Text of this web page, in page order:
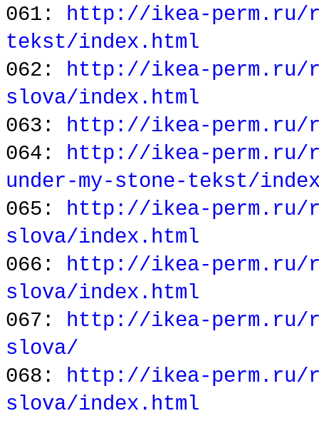
061: http://ikea-perm.ru/
tekst/index.html
062: http://ikea-perm.ru/
slova/index.html
063: http://ikea-perm.ru/
064: http://ikea-perm.ru/
under-my-stone-tekst/
065: http://ikea-perm.ru/
slova/index.html
066: http://ikea-perm.ru/
slova/index.html
067: http://ikea-perm.ru/
slova/
068: http://ikea-perm.ru/
slova/index.html